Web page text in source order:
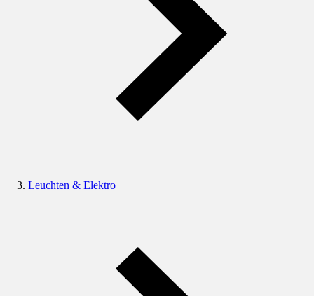
Leuchten & Elektro